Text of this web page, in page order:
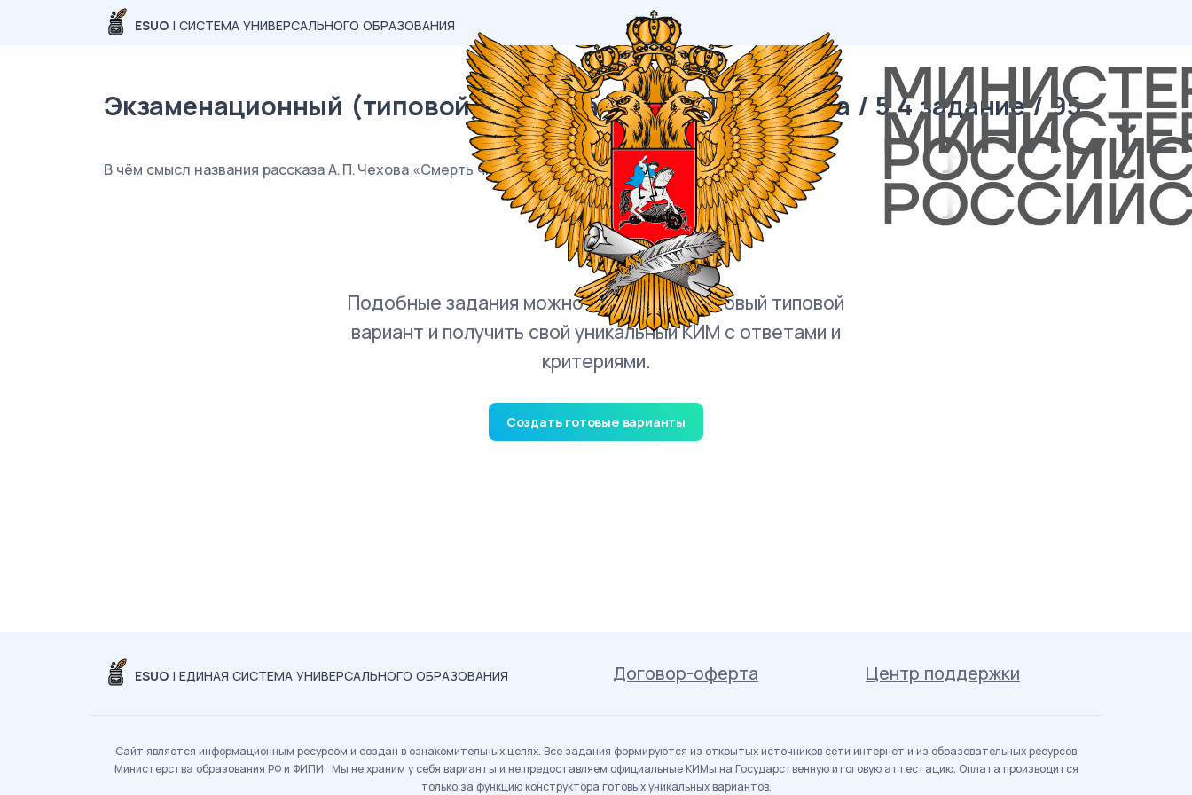
ESUO | СИСТЕМА УНИВЕРСАЛЬНОГО ОБРАЗОВАНИЯ
Экзаменационный (типовой) материал ОГЭ / Литература / 5.4 задание / 95
В чём смысл названия рассказа А. П. Чехова «Смерть чиновника»?
Подобные задания можно добавить в готовый типовой
вариант и получить свой уникальный КИМ с ответами и
критериями.
Создать готовые варианты
ESUO | ЕДИНАЯ СИСТЕМА УНИВЕРСАЛЬНОГО ОБРАЗОВАНИЯ Договор-оферта Центр поддержки
Сайт является информационным ресурсом и создан в ознакомительных целях. Все задания формируются из открытых источников сети интернет и из образовательных ресурсов
Министерства образования РФ и ФИПИ. Мы не храним у себя варианты и не предоставляем официальные КИМы на Государственную итоговую аттестацию. Оплата производится
только за функцию конструктора готовых уникальных вариантов.